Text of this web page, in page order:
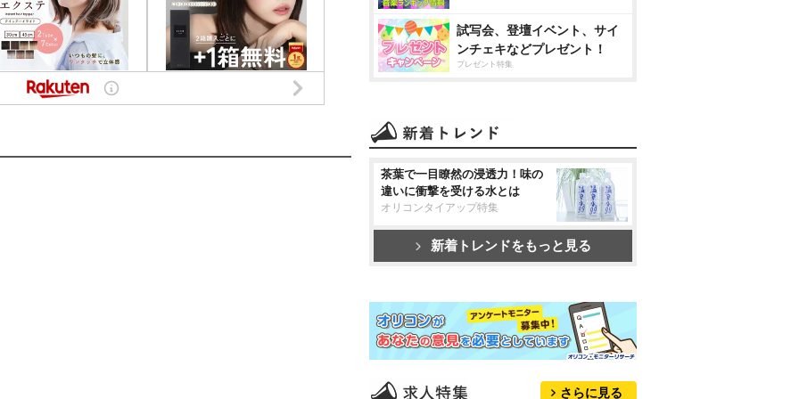
試写会、登壇イベント、サイ
ンチェキなどプレゼント！
プレゼント特集
茶葉で一目瞭然の浸透力！味の
違いに衝撃を受ける水とは
オリコンタイアップ特集
新着トレンドをもっと見る
さらに見る